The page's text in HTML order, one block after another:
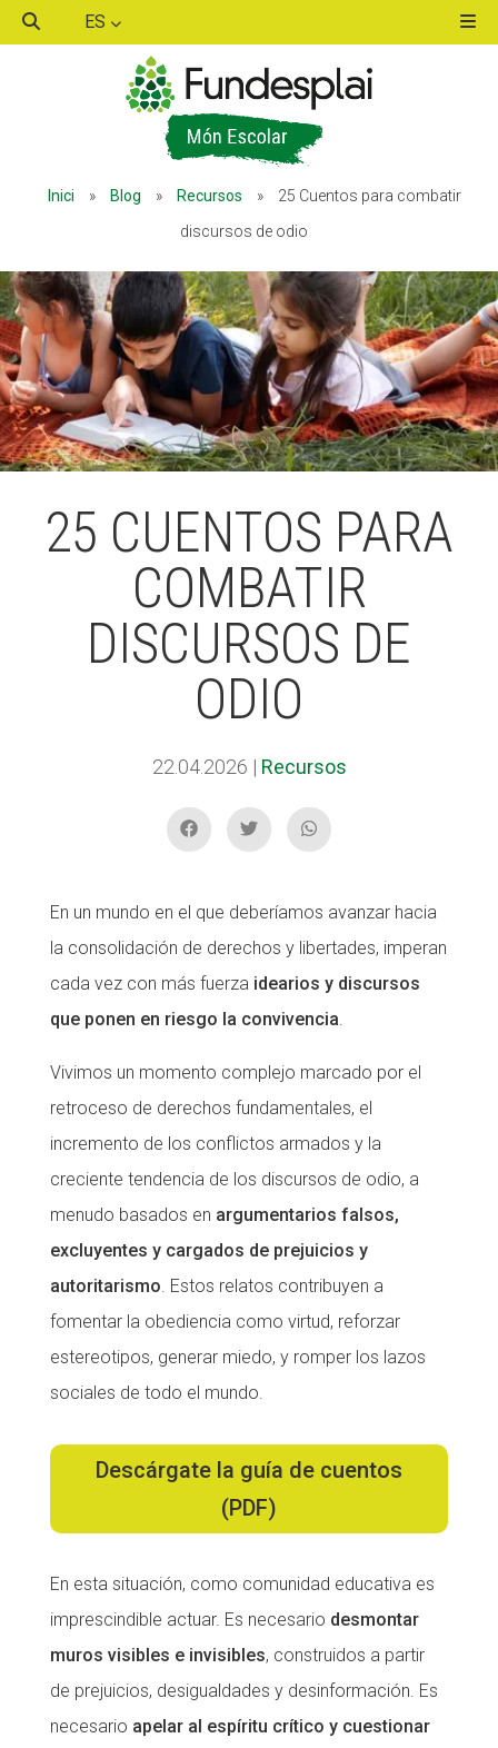
ES
Inici » Blog » Recursos »
25 Cuentos para combatir
discursos de odio
25 CUENTOS PARA
COMBATIR
DISCURSOS DE
ODIO
22.04.2026 | Recursos
En un mundo en el que deberíamos avanzar hacia
la consolidación de derechos y libertades, imperan
cada vez con más fuerza idearios y discursos
que ponen en riesgo la convivencia.
Vivimos un momento complejo marcado por el
retroceso de derechos fundamentales, el
incremento de los conflictos armados y la
creciente tendencia de los discursos de odio, a
menudo basados ​​en argumentarios falsos,
excluyentes y cargados de prejuicios y
autoritarismo. Estos relatos contribuyen a
fomentar la obediencia como virtud, reforzar
estereotipos, generar miedo, y romper los lazos
sociales de todo el mundo.
Descárgate la guía de cuentos
(PDF)
En esta situación, como comunidad educativa es
imprescindible actuar. Es necesario desmontar
muros visibles e invisibles, construidos a partir
de prejuicios, desigualdades y desinformación. Es
necesario apelar al espíritu crítico y cuestionar
ACTIVITATS D'ESTIU
MÓN ESCOLAR
ALBERG CENTRE ESPLAI
FORMACIÓ
ACCIÓ SOCIAL I JOVES
ESPLAIS
SUPORT TERCER SECTOR
CONEIX FUNDESPLAI
La Fundació
Missió i valors
Els comptes clars
Memòria d'activitats
Proposta educativa
ACTUALITAT
Notícies
Butlletins
Fundesplai als mitjans
Xarxes socials
COL·LABORA
Fes voluntariat
Fes un donatiu